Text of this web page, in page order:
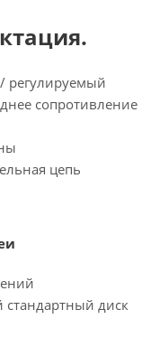
регулируемый
сопротивление
цепь
стандартный диск